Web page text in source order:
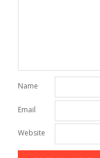
Name
Email
Website